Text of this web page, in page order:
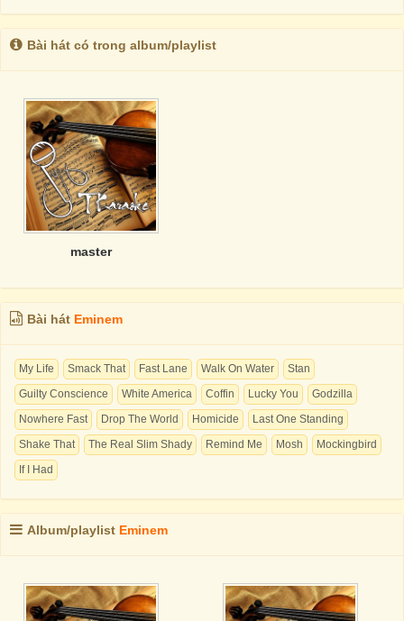
Bài hát có trong album/playlist
master
Bài hát Eminem
My Life Smack That Fast Lane Walk On Water
Stan
Guilty Conscience
White America Coffin Lucky You
Godzilla
Nowhere Fast
Drop The World Homicide
Last One Standing
Shake That
The Real Slim Shady Remind Me Mosh
Mockingbird
If I Had
Album/playlist Eminem